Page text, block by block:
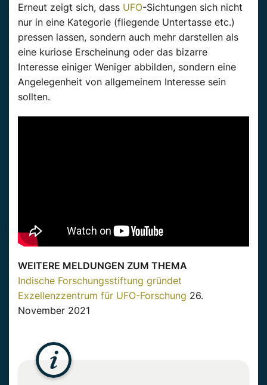
Erneut zeigt sich, dass UFO-Sichtungen sich nicht
nur in eine Kategorie (fliegende Untertasse etc.)
pressen lassen, sondern auch mehr darstellen als
eine kuriose Erscheinung oder das bizarre
Interesse einiger Weniger abbilden, sondern eine
Angelegenheit von allgemeinem Interesse sein
sollten.
WEITERE MELDUNGEN ZUM THEMA
Indische Forschungsstiftung gründet
Exzellenzzentrum für UFO-Forschung 26.
November 2021